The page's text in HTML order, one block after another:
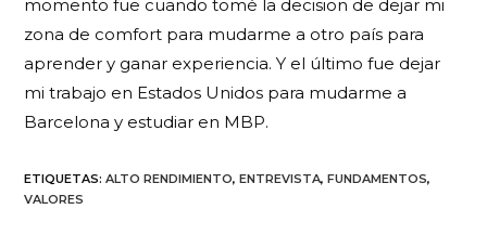
momento fue cuando tomé la decision de dejar mi
zona de comfort para mudarme a otro país para
aprender y ganar experiencia. Y el último fue dejar
mi trabajo en Estados Unidos para mudarme a
Barcelona y estudiar en MBP.
ETIQUETAS:ALTO RENDIMIENTO, ENTREVISTA, FUNDAMENTOS,
VALORES